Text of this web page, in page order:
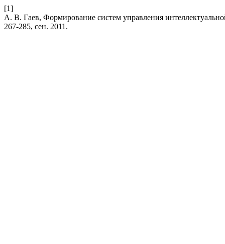
[1]
А. В. Гаев, Формирование систем управления
267-285, сен. 2011.